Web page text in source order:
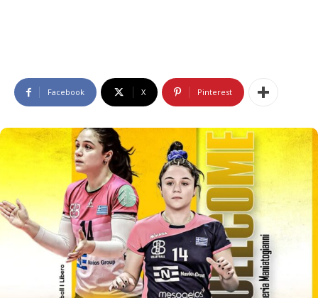
Facebook X Pinterest